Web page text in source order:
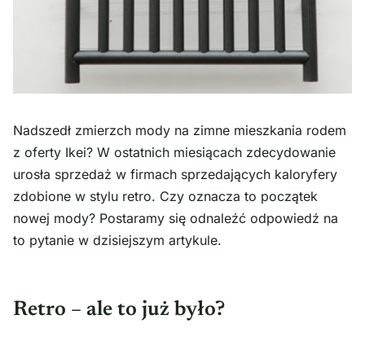
Nadszedł zmierzch mody na zimne mieszkania rodem
z oferty Ikei? W ostatnich miesiącach zdecydowanie
urosła sprzedaż w firmach sprzedających kaloryfery
zdobione w stylu retro. Czy oznacza to początek
nowej mody? Postaramy się odnaleźć odpowiedź na
to pytanie w dzisiejszym artykule.
Retro – ale to już było?